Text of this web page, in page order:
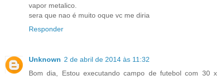
vapor metalico.
sera que nao é muito oque vc me diria
Responder
Unknown 2 de abril de 2014 às 11:32
Bom dia, Estou executando campo de futebol com 30 x